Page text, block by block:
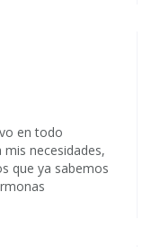
en todo
necesidades,
que ya sabemos